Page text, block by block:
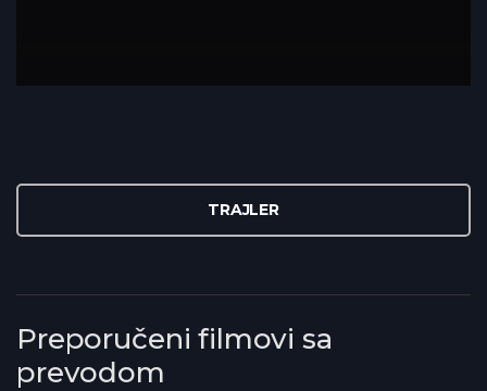
TRAJLER
Preporučeni filmovi sa
prevodom